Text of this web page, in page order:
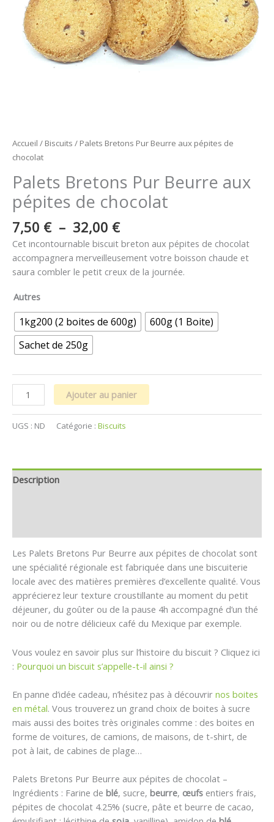
Accueil / Biscuits / Palets Bretons Pur Beurre aux pépites de
chocolat
Palets Bretons Pur Beurre aux
pépites de chocolat
7,50 € – 32,00 €
Cet incontournable biscuit breton aux pépites de chocolat
accompagnera merveilleusement votre boisson chaude et
saura combler le petit creux de la journée.
Autres
1kg200 (2 boites de 600g)
600g (1 Boite)
Sachet de 250g
Ajouter au panier
UGS : ND Catégorie : Biscuits
Description
Les Palets Bretons Pur Beurre aux pépites de chocolat sont
une spécialité régionale est fabriquée dans une biscuiterie
locale avec des matières premières d’excellente qualité. Vous
apprécierez leur texture croustillante au moment du petit
déjeuner, du goûter ou de la pause 4h accompagné d’un thé
noir ou de notre délicieux café du Mexique par exemple.
Vous voulez en savoir plus sur l’histoire du biscuit ? Cliquez ici
: Pourquoi un biscuit s’appelle-t-il ainsi ?
En panne d’idée cadeau, n’hésitez pas à découvrir nos boites
en métal. Vous trouverez un grand choix de boites à sucre
mais aussi des boites très originales comme : des boites en
forme de voitures, de camions, de maisons, de t-shirt, de
pot à lait, de cabines de plage…
Palets Bretons Pur Beurre aux pépites de chocolat –
Ingrédients : Farine de blé, sucre, beurre, œufs entiers frais,
pépites de chocolat 4.25% (sucre, pâte et beurre de cacao,